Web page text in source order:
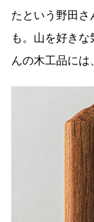
たという野田
も。山を好き
んの木工品には